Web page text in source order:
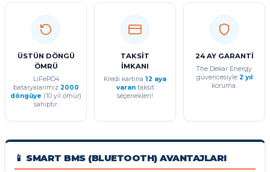
ÜSTÜN DÖNGÜ
ÖMRÜ
LiFePO4
bataryalarımız 2000
döngüye (10 yıl ömür)
sahiptir.
TAKSİT
İMKANI
Kredi kartına 12 aya
varantaksit
seçenekleri!
24 AY GARANTİ
The Dekar Energy
güvencesiyle 2 yıl
koruma.
📱 SMART BMS (BLUETOOTH) AVANTAJLARI